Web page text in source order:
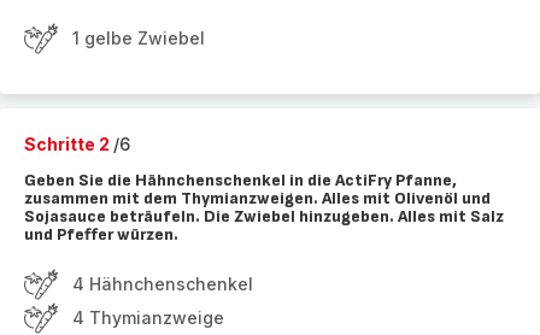
1 gelbe Zwiebel
Schritte 2 /6
Geben Sie die Hähnchenschenkel in die ActiFry Pfanne,
zusammen mit dem Thymianzweigen. Alles mit Olivenöl und
Sojasauce beträufeln. Die Zwiebel hinzugeben. Alles mit Salz
und Pfeffer würzen.
4 Hähnchenschenkel
4 Thymianzweige